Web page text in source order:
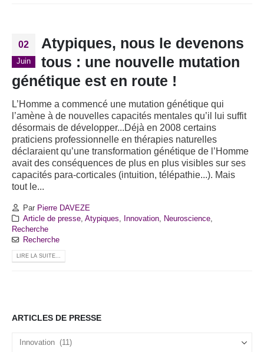
02
Juin
Atypiques, nous le devenons
tous : une nouvelle mutation
génétique est en route !
L’Homme a commencé une mutation génétique qui
l’amène à de nouvelles capacités mentales qu’il lui suffit
désormais de développer...Déjà en 2008 certains
praticiens professionnelle en thérapies naturelles
déclaraient qu’une transformation génétique de l’Homme
avait des conséquences de plus en plus visibles sur ses
capacités para-corticales (intuition, télépathie...). Mais
tout le...
Par Pierre DAVEZE
Article de presse, Atypiques, Innovation, Neuroscience,
Recherche
Recherche
LIRE LA SUITE...
ARTICLES DE PRESSE
Articles
de